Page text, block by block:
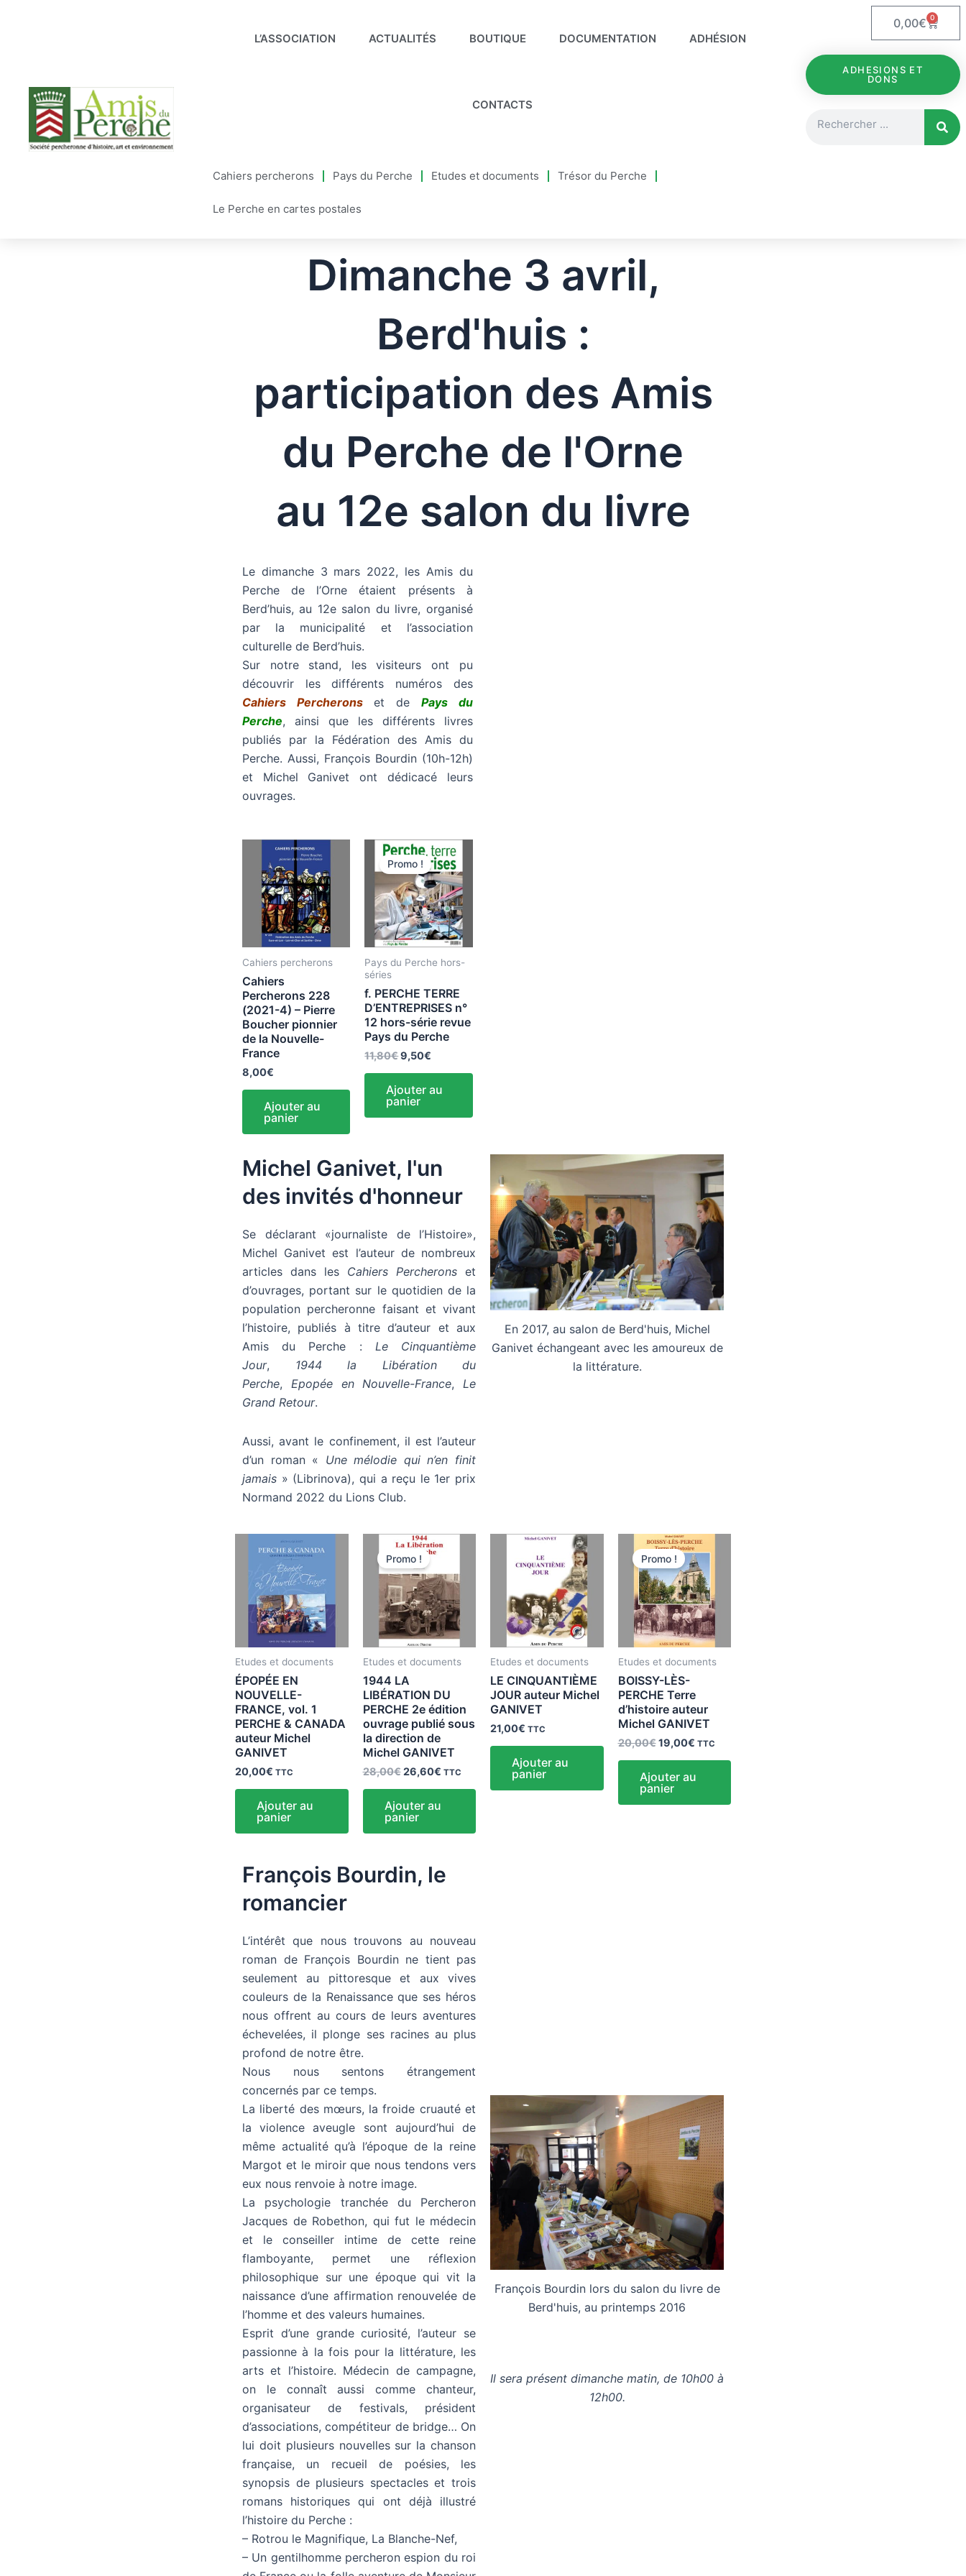
L’ASSOCIATION ACTUALITÉS BOUTIQUE DOCUMENTATION ADHÉSION
CONTACTS
Cahiers percherons Pays du Perche Etudes et documents Trésor du Perche
Le Perche en cartes postales
0,00€ 0
ADHESIONS ET
DONS
Dimanche 3 avril,
Berd'huis :
participation des Amis
du Perche de l'Orne
au 12e salon du livre
Le dimanche 3 mars 2022, les Amis du
Perche de l’Orne étaient présents à
Berd’huis, au 12e salon du livre, organisé
par la municipalité et l’association
culturelle de Berd’huis.
Sur notre stand, les visiteurs ont pu
découvrir les différents numéros des
Cahiers Percheronset de Pays du
Perche, ainsi que les différents livres
publiés par la Fédération des Amis du
Perche. Aussi, François Bourdin (10h-12h)
et Michel Ganivet ont dédicacé leurs
ouvrages.
Cahiers percherons
Cahiers
Percherons 228
(2021-4) – Pierre
Boucher pionnier
de la Nouvelle-
France
8,00€
Ajouter au
panier
Promo !
Pays du Perche hors-
séries
f. PERCHE TERRE
D’ENTREPRISES n°
12 hors-série revue
Pays du Perche
11,80€
Le
prix
initial
était :
11,80€.
9,50€
Le
prix
actuel
est :
9,50€.
Ajouter au
panier
Michel Ganivet, l'un
des invités d'honneur
Se déclarant «journaliste de l’Histoire»,
Michel Ganivet est l’auteur de nombreux
articles dans les Cahiers Percherons et
d’ouvrages, portant sur le quotidien de la
population percheronne faisant et vivant
l’histoire, publiés à titre d’auteur et aux
Amis du Perche : Le Cinquantième
Jour, 1944 la Libération du
Perche, Epopée en Nouvelle-France, Le
Grand Retour.
Aussi, avant le confinement, il est l’auteur
d’un roman « Une mélodie qui n’en finit
jamais » (Librinova), qui a reçu le 1er prix
Normand 2022 du Lions Club.
En 2017, au salon de Berd'huis, Michel
Ganivet échangeant avec les amoureux de
la littérature.
Etudes et documents
ÉPOPÉE EN
NOUVELLE-
FRANCE, vol. 1
PERCHE & CANADA
auteur Michel
GANIVET
20,00€ TTC
Ajouter au
panier
Promo !
Etudes et documents
1944 LA
LIBÉRATION DU
PERCHE 2e édition
ouvrage publié sous
la direction de
Michel GANIVET
28,00€
Le
prix
initial
était :
28,00€.
26,60€
est :
26,60€.
TTC
Ajouter au
panier
Etudes et documents
LE CINQUANTIÈME
JOUR auteur Michel
GANIVET
21,00€ TTC
Ajouter au
panier
Promo !
Etudes et documents
BOISSY-LÈS-
PERCHE Terre
d’histoire auteur
Michel GANIVET
20,00€
Le
prix
initial
était :
20,00€.
19,00€
Le
prix
actuel
est :
19,00€.
TTC
Ajouter au
panier
François Bourdin, le
romancier
L’intérêt que nous trouvons au nouveau
roman de François Bourdin ne tient pas
seulement au pittoresque et aux vives
couleurs de la Renaissance que ses héros
nous offrent au cours de leurs aventures
échevelées, il plonge ses racines au plus
profond de notre être.
Nous nous sentons étrangement
concernés par ce temps.
La liberté des mœurs, la froide cruauté et
la violence aveugle sont aujourd’hui de
même actualité qu’à l’époque de la reine
Margot et le miroir que nous tendons vers
eux nous renvoie à notre image.
La psychologie tranchée du Percheron
Jacques de Robethon, qui fut le médecin
et le conseiller intime de cette reine
flamboyante, permet une réflexion
philosophique sur une époque qui vit la
naissance d’une affirmation renouvelée de
l’homme et des valeurs humaines.
Esprit d’une grande curiosité, l’auteur se
passionne à la fois pour la littérature, les
arts et l’histoire. Médecin de campagne,
on le connaît aussi comme chanteur,
organisateur de festivals, président
d’associations, compétiteur de bridge… On
lui doit plusieurs nouvelles sur la chanson
française, un recueil de poésies, les
synopsis de plusieurs spectacles et trois
romans historiques qui ont déjà illustré
l’histoire du Perche :
– Rotrou le Magnifique, La Blanche-Nef,
– Un gentilhomme percheron espion du roi
François Bourdin lors du salon du livre de
Berd'huis, au printemps 2016
Il sera présent dimanche matin, de 10h00 à
12h00.